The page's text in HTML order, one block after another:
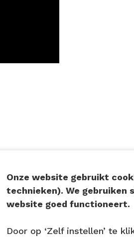
Contact
Telefoon: 06 137 345 47
Onze website gebruikt
technieken). We gebruiken
website goed functioneert.
Door op ‘Zelf instellen’ te